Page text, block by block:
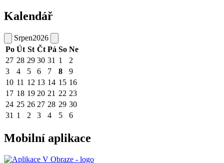
Kalendář
Srpen2026
Po Út St Čt Pá So Ne
27 28 29 30 31 1
2
3
4 5 6 7 8
9
10 11 12 13 14 15 16
17 18 19 20 21 22 23
24 25 26 27 28 29 30
31 1 2 3 4 5 6
Mobilní aplikace